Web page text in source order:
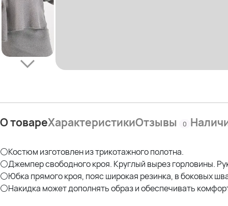
О товареХарактеристикиОтзывы 0
⚪Костюм изготовлен из трикотажного полотна.
⚪Джемпер свободного кроя. Круглый вырез горловины.
⚪Юбка прямого кроя, пояс широкая резинка, в боковых
⚪Накидка может дополнять образ и обеспечивать